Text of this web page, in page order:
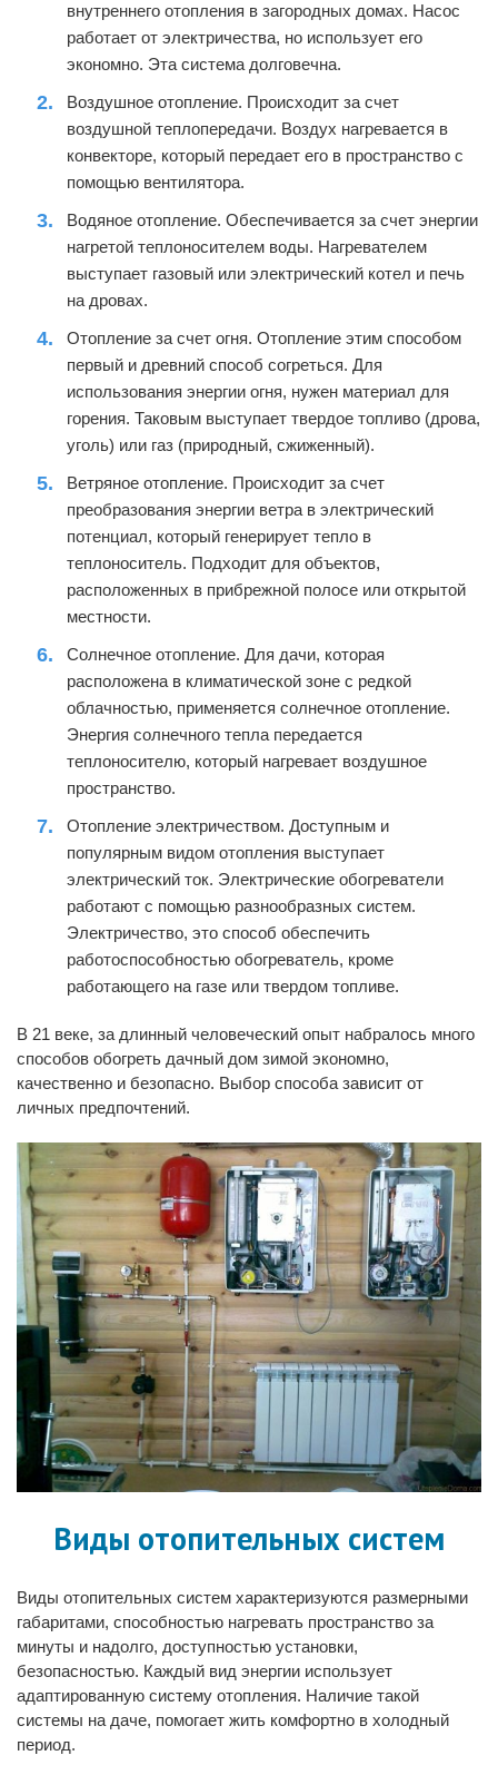
внутреннего отопления в загородных домах. Насос
работает от электричества, но использует его
экономно. Эта система долговечна.
Воздушное отопление. Происходит за счет
воздушной теплопередачи. Воздух нагревается в
конвекторе, который передает его в пространство с
помощью вентилятора.
Водяное отопление. Обеспечивается за счет энергии
нагретой теплоносителем воды. Нагревателем
выступает газовый или электрический котел и печь
на дровах.
Отопление за счет огня. Отопление этим способом
первый и древний способ согреться. Для
использования энергии огня, нужен материал для
горения. Таковым выступает твердое топливо (дрова,
уголь) или газ (природный, сжиженный).
Ветряное отопление. Происходит за счет
преобразования энергии ветра в электрический
потенциал, который генерирует тепло в
теплоноситель. Подходит для объектов,
расположенных в прибрежной полосе или открытой
местности.
Солнечное отопление. Для дачи, которая
расположена в климатической зоне с редкой
облачностью, применяется солнечное отопление.
Энергия солнечного тепла передается
теплоносителю, который нагревает воздушное
пространство.
Отопление электричеством. Доступным и
популярным видом отопления выступает
электрический ток. Электрические обогреватели
работают с помощью разнообразных систем.
Электричество, это способ обеспечить
работоспособностью обогреватель, кроме
работающего на газе или твердом топливе.
В 21 веке, за длинный человеческий опыт набралось много
способов обогреть дачный дом зимой экономно,
качественно и безопасно. Выбор способа зависит от
личных предпочтений.
Виды отопительных систем
Виды отопительных систем характеризуются размерными
габаритами, способностью нагревать пространство за
минуты и надолго, доступностью установки,
безопасностью. Каждый вид энергии использует
адаптированную систему отопления. Наличие такой
системы на даче, помогает жить комфортно в холодный
период.